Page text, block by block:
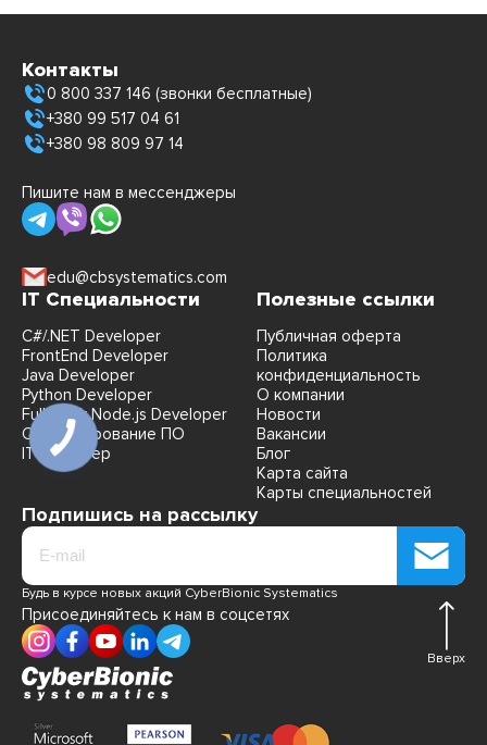
Контакты
0 800 337 146 (звонки бесплатные)
+380 99 517 04 61
+380 98 809 97 14
Пишите нам в мессенджеры
edu@cbsystematics.com
IT Специальности
C#/.NET Developer
FrontEnd Developer
Java Developer
Python Developer
FullStack Node.js Developer
QA Тестирование ПО
IT Рекрутер
Полезные ссылки
Публичная оферта
Политика
конфиденциальность
О компании
Новости
Вакансии
Блог
Карта сайта
Карты специальностей
Подпишись на рассылку
Будь в курсе новых акций CyberBionic Systematics
Присоединяйтесь к нам в соцсетях
Вверх